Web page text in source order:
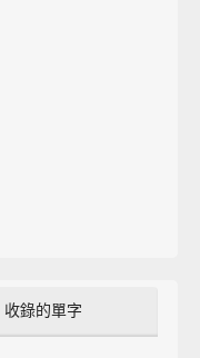
收錄的單字